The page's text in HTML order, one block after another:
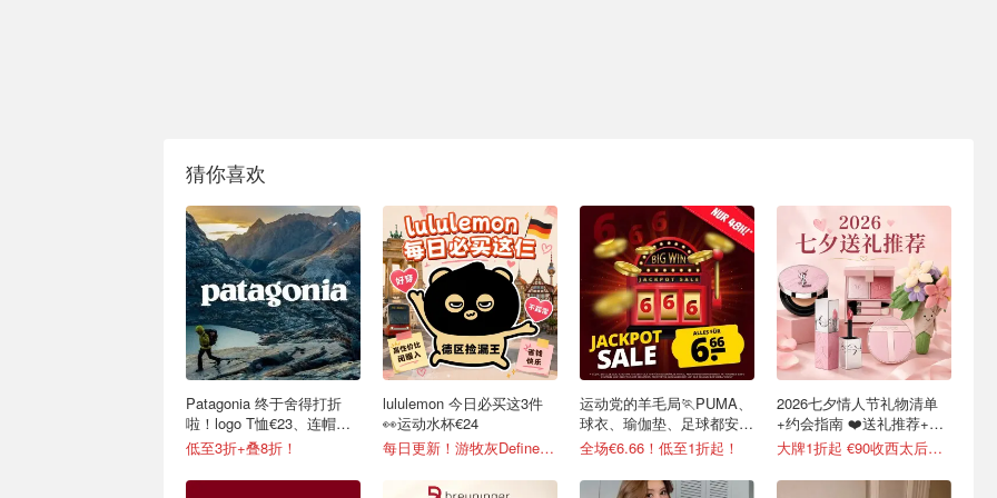
猜你喜欢
Patagonia 终于舍得打折
啦！logo T恤€23、连帽夹
克€64
低至3折+叠8折！
lululemon 今日必买这3件
👀运动水杯€24
每日更新！游牧灰Define补货！
运动党的羊毛局🏃PUMA、
球衣、瑜伽垫、足球都安排
了！
全场€6.66！低至1折起！
2026七夕情人节礼物清单
+约会指南 ❤️送礼推荐+折
扣汇总
大牌1折起 €90收西太后土星耳钉